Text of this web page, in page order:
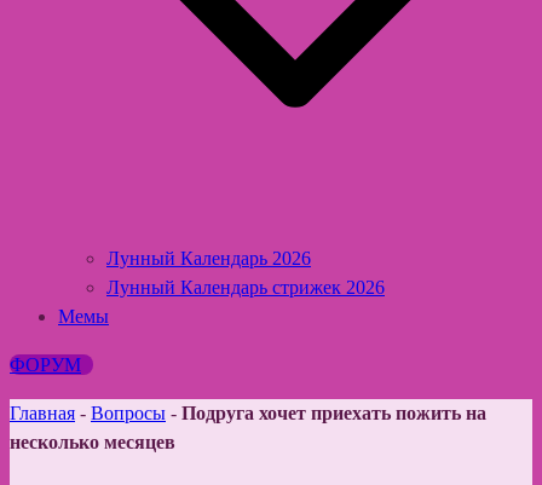
Лунный Календарь 2026
Лунный Календарь стрижек 2026
Мемы
ФОРУМ
Главная - Вопросы - Подруга хочет приехать пожить на
несколько месяцев